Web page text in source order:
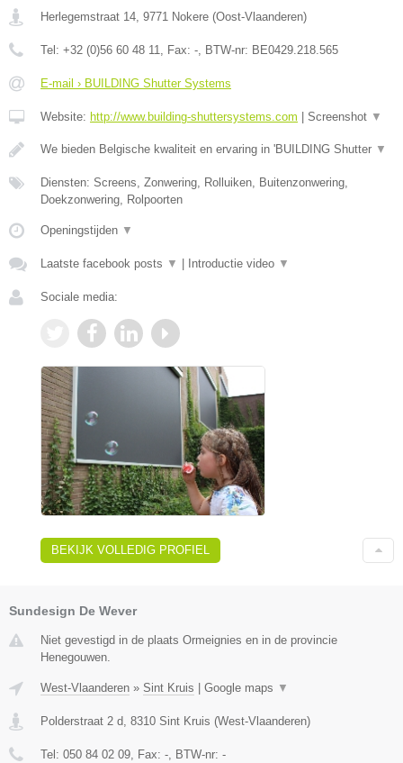
Herlegemstraat 14 9771 Nokere (Oost-Vlaanderen)
Tel: +32 (0)56 60 48 11 , Fax: - , BTW-nr: BE0429.218.565
E-mail › BUILDING Shutter Systems
Website: http://www.building-shuttersystems.com Screenshot ▼
We bieden Belgische kwaliteit en ervaring in 'BUILDING Shutter ▼
Diensten: Screens, Zonwering, Rolluiken, Buitenzonwering,
Doekzonwering, Rolpoorten
Openingstijden ▼
Laatste facebook posts ▼ Introductie video ▼
Sociale media:
BEKIJK VOLLEDIG PROFIEL
Sundesign De Wever
Niet gevestigd in de plaats Ormeignies en in de provincie
Henegouwen.
West-Vlaanderen » Sint Kruis | Google maps ▼
Polderstraat 2 d 8310 Sint Kruis (West-Vlaanderen)
Tel: 050 84 02 09 , Fax: - , BTW-nr: -